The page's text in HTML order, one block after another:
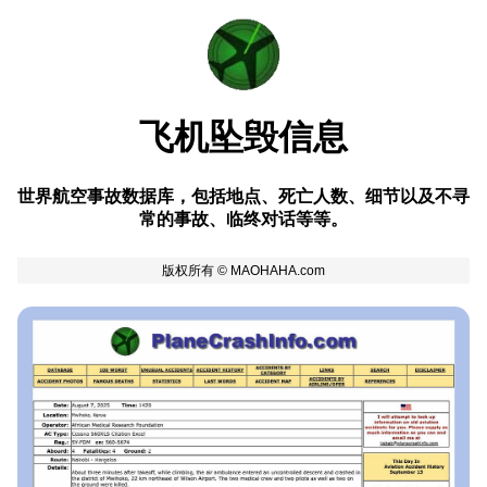
飞机坠毁信息
世界航空事故数据库，包括地点、死亡人数、细节以及不寻
常的事故、临终对话等等。